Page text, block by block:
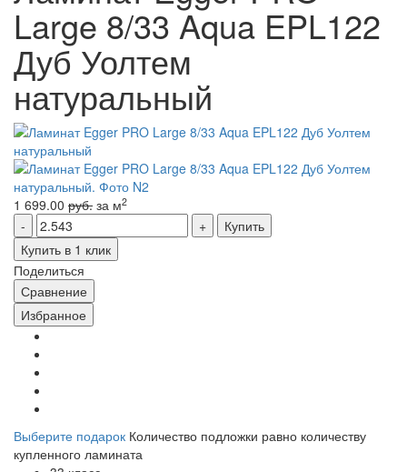
Large 8/33 Aqua EPL122
Дуб Уолтем
натуральный
1 699.00 руб. за м2
Купить
Купить в 1 клик
Поделиться
Сравнение
Избранное
Выберите подарок Количество подложки равно количеству
купленного ламината